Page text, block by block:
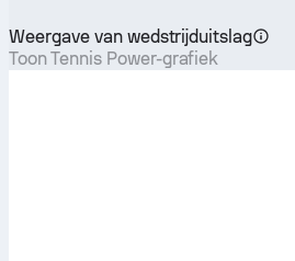
Weergave van wedstrijduitslag
Toon Tennis Power-grafiek